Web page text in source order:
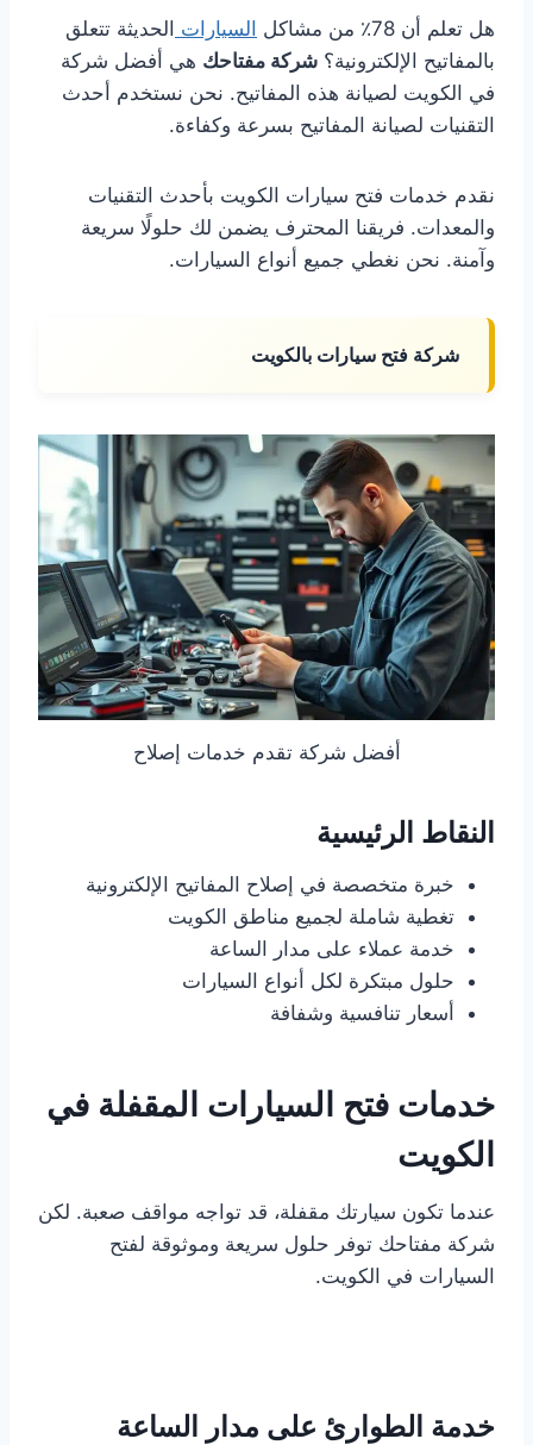
هل تعلم أن 78٪ من مشاكل السيارات الحديثة تتعلق
بالمفاتيح الإلكترونية؟ شركة مفتاحك هي أفضل شركة
في الكويت لصيانة هذه المفاتيح. نحن نستخدم أحدث
التقنيات لصيانة المفاتيح بسرعة وكفاءة.
نقدم خدمات فتح سيارات الكويت بأحدث التقنيات
والمعدات. فريقنا المحترف يضمن لك حلولًا سريعة
وآمنة. نحن نغطي جميع أنواع السيارات.
شركة فتح سيارات بالكويت
أفضل شركة تقدم خدمات إصلاح
النقاط الرئيسية
خبرة متخصصة في إصلاح المفاتيح الإلكترونية
تغطية شاملة لجميع مناطق الكويت
خدمة عملاء على مدار الساعة
حلول مبتكرة لكل أنواع السيارات
أسعار تنافسية وشفافة
خدمات فتح السيارات المقفلة في
الكويت
عندما تكون سيارتك مقفلة، قد تواجه مواقف صعبة. لكن
شركة مفتاحك توفر حلول سريعة وموثوقة لفتح
السيارات في الكويت.
خدمة الطوارئ على مدار الساعة